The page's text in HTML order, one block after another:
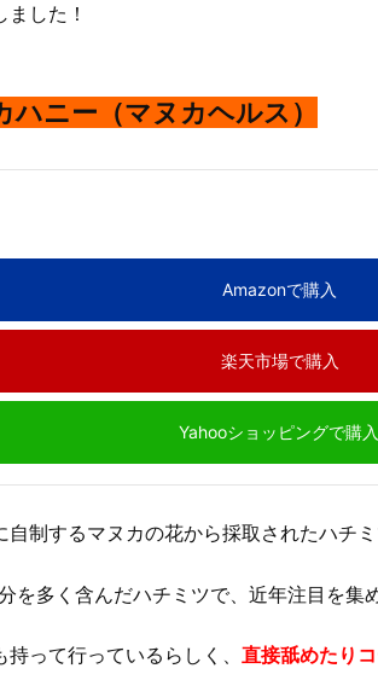
した！
ハニー（マヌカヘルス）
Amazonで購入
楽天市場で購入
Yahooショッピングで購入
制するマヌカの花から採取されたハチミ
を多く含んだハチミツで、近年注目を集
って行っているらしく、 直接舐めたり